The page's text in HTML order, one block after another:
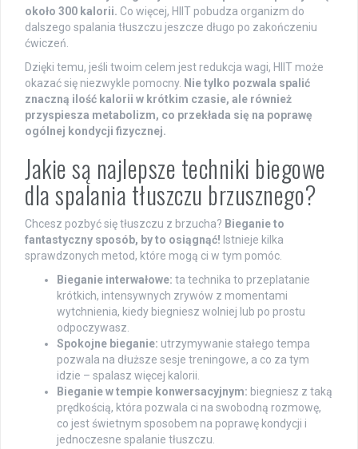
około 300 kalorii. Co więcej, HIIT pobudza organizm do
dalszego spalania tłuszczu jeszcze długo po zakończeniu
ćwiczeń.
Dzięki temu, jeśli twoim celem jest redukcja wagi, HIIT może
okazać się niezwykle pomocny. Nie tylko pozwala spalić
znaczną ilość kalorii w krótkim czasie, ale również
przyspiesza metabolizm, co przekłada się na poprawę
ogólnej kondycji fizycznej.
Jakie są najlepsze techniki biegowe
dla spalania tłuszczu brzusznego?
Chcesz pozbyć się tłuszczu z brzucha? Bieganie to
fantastyczny sposób, by to osiągnąć! Istnieje kilka
sprawdzonych metod, które mogą ci w tym pomóc.
Bieganie interwałowe: ta technika to przeplatanie
krótkich, intensywnych zrywów z momentami
wytchnienia, kiedy biegniesz wolniej lub po prostu
odpoczywasz.
Spokojne bieganie: utrzymywanie stałego tempa
pozwala na dłuższe sesje treningowe, a co za tym
idzie – spalasz więcej kalorii.
Bieganie w tempie konwersacyjnym: biegniesz z taką
prędkością, która pozwala ci na swobodną rozmowę,
co jest świetnym sposobem na poprawę kondycji i
jednoczesne spalanie tłuszczu.